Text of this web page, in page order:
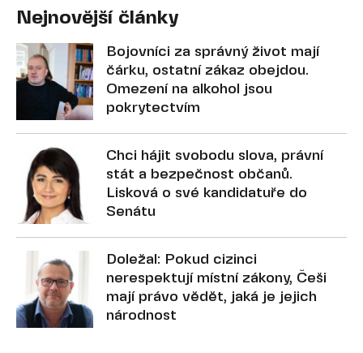
Nejnovější články
Bojovníci za správný život mají
čárku, ostatní zákaz obejdou.
Omezení na alkohol jsou
pokrytectvím
Chci hájit svobodu slova, právní
stát a bezpečnost občanů.
Lisková o své kandidatuře do
Senátu
Doležal: Pokud cizinci
nerespektují místní zákony, Češi
mají právo vědět, jaká je jejich
národnost